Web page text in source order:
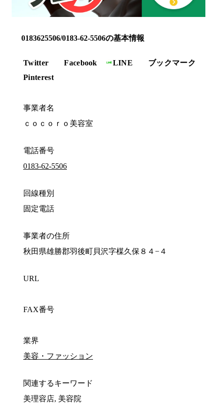
0183625506/0183-62-5506の基本情報
Twitter Facebook LINE
ブックマーク
Pinterest
事業者名
ｃｏｃｏｒｏ美容室
電話番号
0183-62-5506
回線種別
固定電話
事業者の住所
秋田県雄勝郡羽後町貝沢字楳久保８４−４
URL
FAX番号
業界
美容・ファッション
関連するキーワード
美理容店, 美容院